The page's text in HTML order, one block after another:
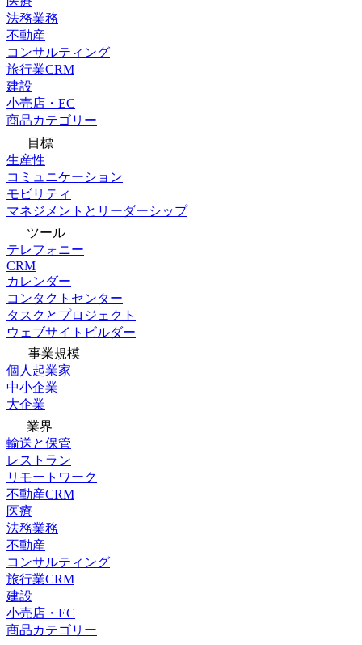
法務業務
不動産
コンサルティング
旅行業CRM
建設
小売店・EC
商品カテゴリー
目標
生産性
コミュニケーション
モビリティ
マネジメントとリーダーシップ
ツール
テレフォニー
CRM
カレンダー
コンタクトセンター
タスクとプロジェクト
ウェブサイトビルダー
事業規模
個人起業家
中小企業
大企業
業界
輸送と保管
レストラン
リモートワーク
不動産CRM
医療
法務業務
不動産
コンサルティング
旅行業CRM
建設
小売店・EC
商品カテゴリー